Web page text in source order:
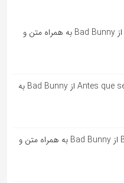
آهنگ اسپانیایی Andrea از Bad Bunny به همراه متن و
آهنگ اسپانیایی Antes que se acabe از Bad Bunny به
آهنگ اسپانیایی BOKeTE از Bad Bunny به همراه متن و